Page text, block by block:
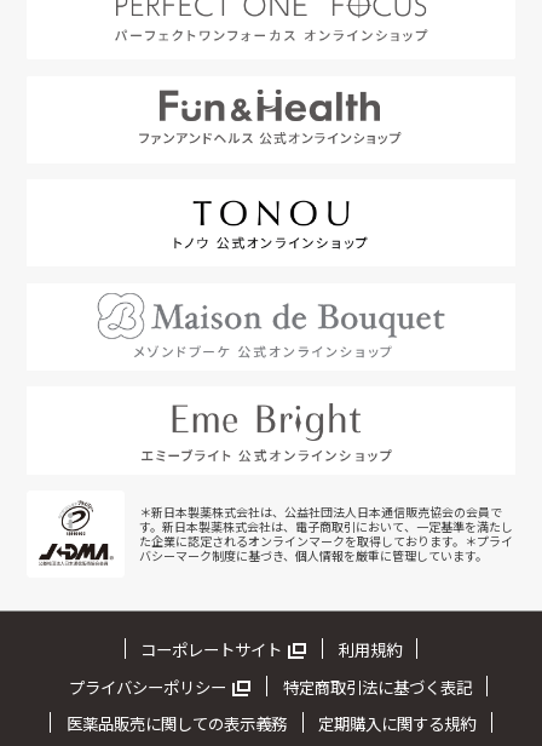
＊新日本製薬株式会社は、公益社団法人日本通信販売協会の会員で
す。新日本製薬株式会社は、電子商取引において、一定基準を満たし
た企業に認定されるオンラインマークを取得しております。＊プライ
バシーマーク制度に基づき、個人情報を厳重に管理しています。
コーポレートサイト
利用規約
プライバシーポリシー
特定商取引法に基づく表記
医薬品販売に関しての表示義務
定期購入に関する規約